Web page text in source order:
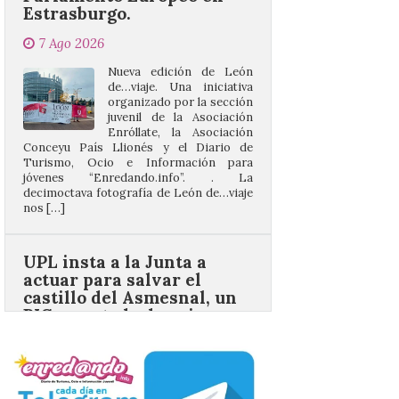
Nueva edición de León
juvenil de la Asociación
Enróllate, la Asociación
Conceyu País Llionés y el Diario de
Turismo, Ocio e Información para
jóvenes “Enredando.info”. . La
decimoctava fotografía de León de…viaje
nos […]
UPL insta a la Junta a
BIC en estado de ruina
7 Ago 2026
desde 1949. Los
procuradores leonesistas
plantean que la Junta
contacte cuanto antes con los